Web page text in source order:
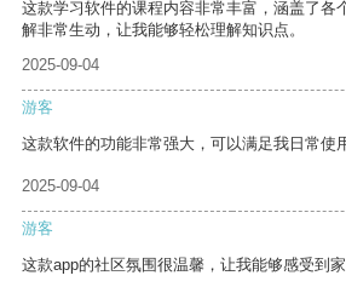
这款学习软件的课程内容非常丰富，涵盖了各
解非常生动，让我能够轻松理解知识点。
2025-09-04
游客
这款软件的功能非常强大，可以满足我日常使
2025-09-04
游客
这款app的社区氛围很温馨，让我能够感受到家